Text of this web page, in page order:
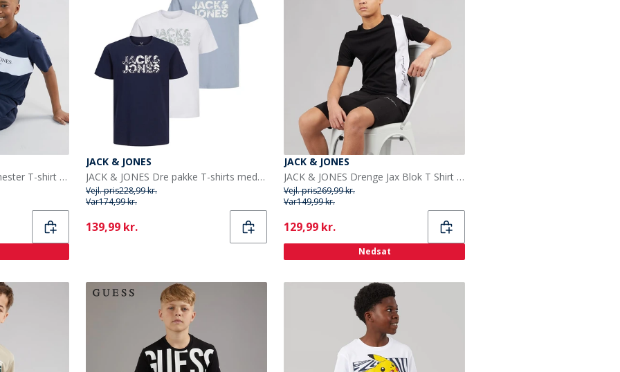
JACK & JONES Drenge Chester T-shirt Og Shorts Sæt Navy Blazer/Hvid
JACK & JONES
JACK & JONES Dre pakke T-shirts med blomsterprint til Drenge Hvid/Ashley Blå/Marineblå
Vejl. pris228,99 kr.
Var174,99 kr.
Current
139,99 kr.
JACK & JONES
JACK & JONES Drenge Jax Blok T Shirt Og Shorts Sæt Sort
Vejl. pris269,99 kr.
Var149,99 kr.
Current
129,99 kr.
Nedsat